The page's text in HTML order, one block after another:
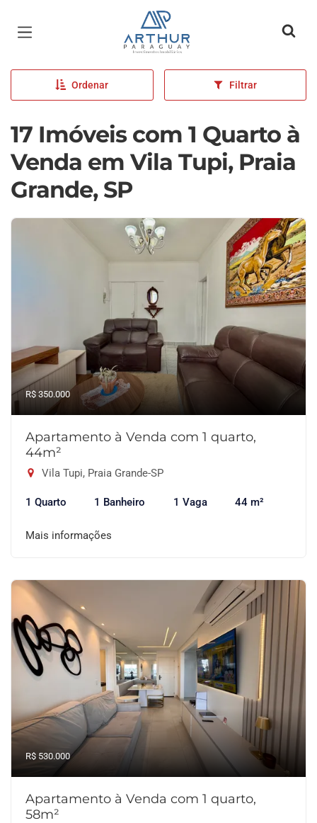
Página inicial
Ordenar Filtrar
17 Imóveis com 1 Quarto à
Venda em Vila Tupi, Praia
Grande, SP
R$ 350.000
Apartamento à Venda com 1 quarto,
44m²
Vila Tupi, Praia Grande-SP
1 Quarto 1 Banheiro 1 Vaga 44 m²
Mais informações
R$ 530.000
Apartamento à Venda com 1 quarto,
58m²